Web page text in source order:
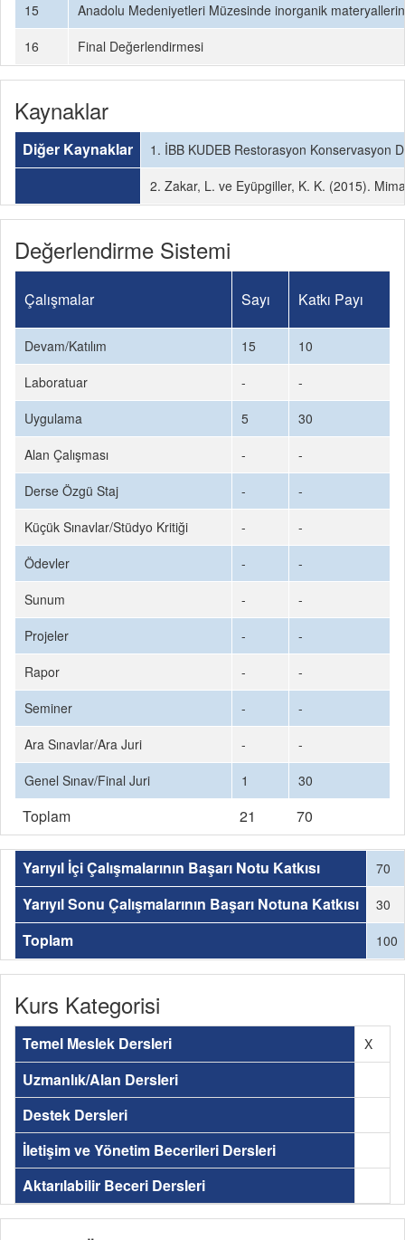
15
Anadolu Medeniyetleri Müzesinde inorganik
16
Final Değerlendirmesi
Kaynaklar
Diğer Kaynaklar
1. İBB KUDEB Restorasyon Konservasyon
2. Zakar, L. ve Eyüpgiller, K. K. (2015).
Değerlendirme Sistemi
Çalışmalar Sayı Katkı Payı
Devam/Katılım 15
10
Laboratuar
-
-
Uygulama
5
30
Alan Çalışması
-
-
Derse Özgü Staj
-
-
Küçük Sınavlar/Stüdyo Kritiği
-
-
Ödevler
-
-
Sunum
-
-
Projeler
-
-
Rapor
-
-
Seminer
-
-
Ara Sınavlar/Ara Juri
-
-
Genel Sınav/Final Juri
1 30
Toplam 21 70
Yarıyıl İçi Çalışmalarının Başarı Notu Katkısı 70
Yarıyıl Sonu Çalışmalarının Başarı Notuna Katkısı 30
Toplam 100
Kurs Kategorisi
Temel Meslek Dersleri X
Uzmanlık/Alan Dersleri
Destek Dersleri
İletişim ve Yönetim Becerileri Dersleri
Aktarılabilir Beceri Dersleri